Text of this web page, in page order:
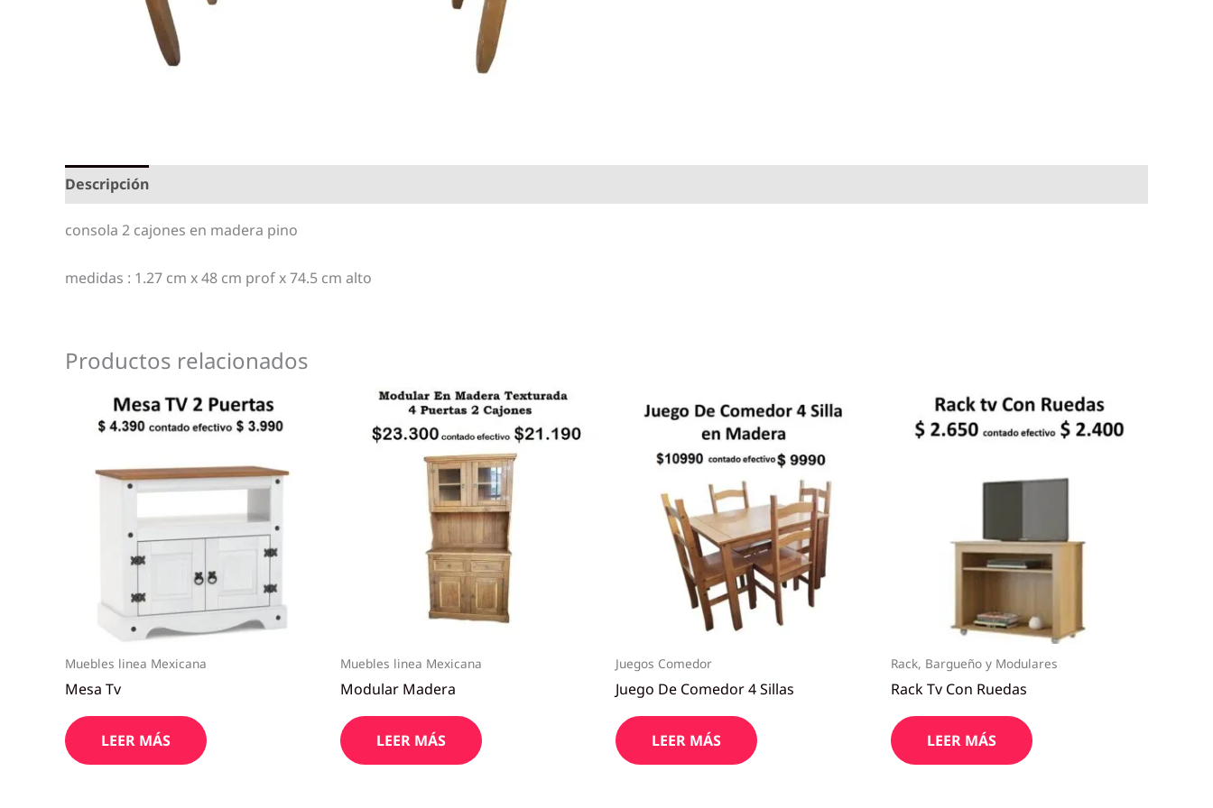
Descripción
consola 2 cajones en madera pino
medidas : 1.27 cm x 48 cm prof x 74.5 cm alto
Productos relacionados
Muebles linea Mexicana
Mesa Tv
LEER MÁS
Muebles linea Mexicana
Modular Madera
LEER MÁS
Juegos Comedor
Juego De Comedor 4 Sillas
LEER MÁS
Rack, Bargueño y Modulares
Rack Tv Con Ruedas
LEER MÁS